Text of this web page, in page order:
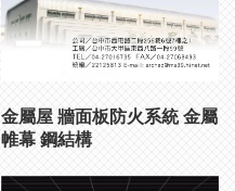
金屬屋 牆面板防火系統 金屬
帷幕 鋼結構